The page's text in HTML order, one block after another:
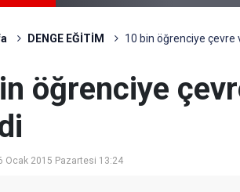
DENGE EĞİTİM 10 bin öğrenciye
öğrenciye
Ocak 2015 Pazartesi 13:24